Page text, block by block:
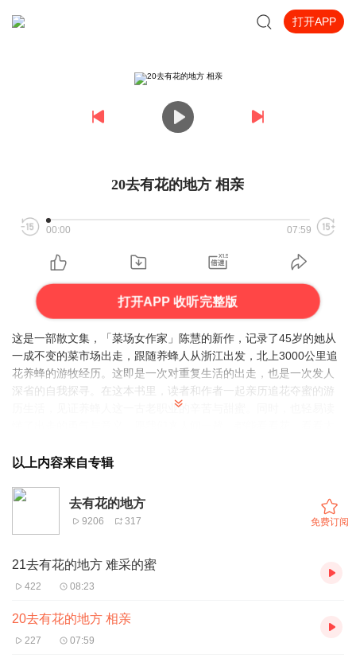
打开APP
20去有花的地方 相亲
00:00 07:59
打开APP 收听完整版
这是一部散文集，「菜场女作家」陈慧的新作，记录了45岁的她从
一成不变的菜市场出走，跟随养蜂人从浙江出发，北上3000公里追
花养蜂的游牧经历。这即是一次对重复生活的出走，也是一次发人
深省的自我探寻。在这本书里，读者和作者一起亲历追花夺蜜的游
历生活，见证养蜂人这一古老职业的辛苦与甜蜜。同时，也轻易读
以上内容来自专辑
去有花的地方
9206 317 免费订阅
21去有花的地方 难采的蜜
422 08:23
20去有花的地方 相亲
227 07:59